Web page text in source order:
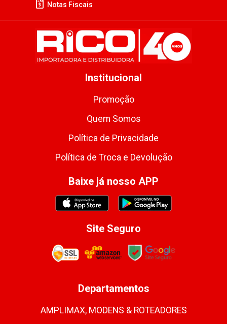
Notas Fiscais
Institucional
Promoção
Quem Somos
Política de Privacidade
Política de Troca e Devolução
Baixe já nosso APP
Site Seguro
Departamentos
AMPLIMAX, MODENS & ROTEADORES